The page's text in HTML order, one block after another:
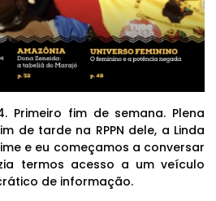
Primeiro fim de semana. Plena
de tarde na RPPN dele, a Linda
e eu começamos a conversar
termos acesso a um veículo
de informação.